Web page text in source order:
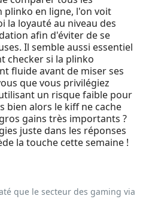
plinko en ligne, l'on voit
loyauté au niveau des
afin d'éviter de se
Il semble aussi essentiel
checker si la plinko
fluide avant de miser ses
que vous privilégiez
un risque faible pour
bien alors le kiff ne cache
gains très importants ?
juste dans les réponses
la touche cette semaine !
que le secteur des gaming via